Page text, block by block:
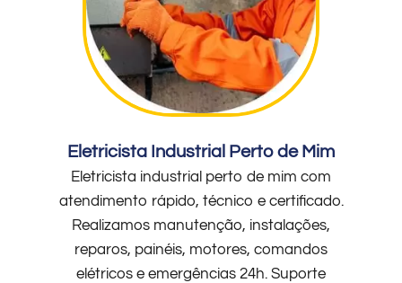
Eletricista Industrial Perto de Mim
Eletricista industrial perto de mim com
atendimento rápido, técnico e certificado.
Realizamos manutenção, instalações,
reparos, painéis, motores, comandos
elétricos e emergências 24h. Suporte